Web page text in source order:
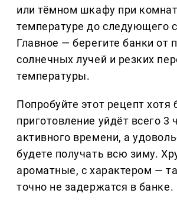
или тёмном шкафу при
температуре до следующего
Главное — берегите банки от
солнечных лучей и резких
температуры.
Попробуйте этот рецепт хотя
приготовление уйдёт всего 3
активного времени, а
будете получать всю зиму.
ароматные, с характером —
точно не задержатся в банке.